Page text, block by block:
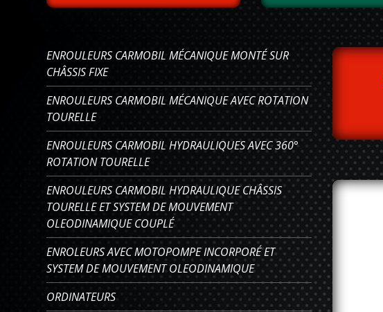
ENROULEURS CARMOBIL MÉCANIQUE MONTÉ SUR
CHÂSSIS FIXE
ENROULEURS CARMOBIL MÉCANIQUE AVEC ROTATION
TOURELLE
ENROULEURS CARMOBIL HYDRAULIQUES AVEC 360°
ROTATION TOURELLE
ENROULEURS CARMOBIL HYDRAULIQUE CHÂSSIS
TOURELLE ET SYSTEM DE MOUVEMENT
OLEODINAMIQUE COUPLÉ
ENROLEURS AVEC MOTOPOMPE INCORPORÉ ET
SYSTEM DE MOUVEMENT OLEODINAMIQUE
ORDINATEURS